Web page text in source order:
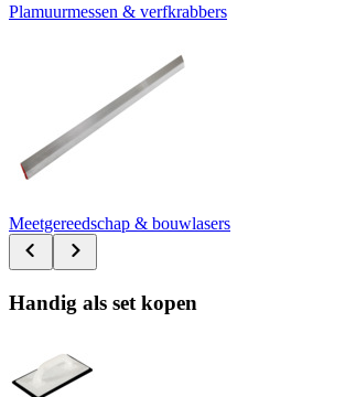
Plamuurmessen & verfkrabbers
Meetgereedschap & bouwlasers
Handig als set kopen